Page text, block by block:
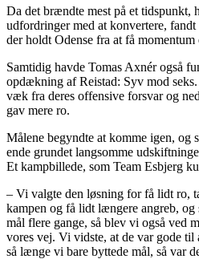
Da det brændte mest på et tidspunkt,
udfordringer med at konvertere,
der holdt Odense fra at få momentum
Samtidig havde Tomas Axnér også
opdækning af Reistad: Syv mod
væk fra deres offensive forsvar og
gav mere ro.
Målene begyndte at komme igen, og
ende grundet langsomme
Et kampbillede, som Team Esbjerg
– Vi valgte den løsning for få lidt ro,
kampen og få lidt længere angreb, og
mål flere gange, så blev vi også ved
vores vej. Vi vidste, at de var gode til
så længe vi bare byttede mål, så var